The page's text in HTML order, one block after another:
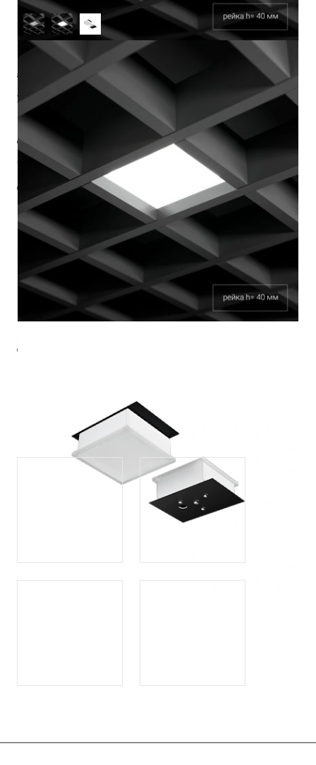
артикул ze11040215
управление
Pmax (Вт) 10.8
Ф (лм) 920
Тцв (К) 4000
cos φ 0.9
3ds
монтажная инструкция
стоимость
IP20 Ra >90 3 SDCM